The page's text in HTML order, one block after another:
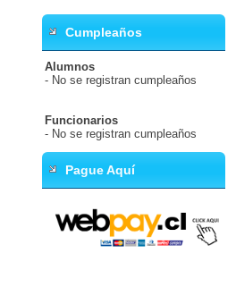
Cumpleaños
Alumnos
- No se registran cumpleaños
Funcionarios
- No se registran cumpleaños
Pague Aquí